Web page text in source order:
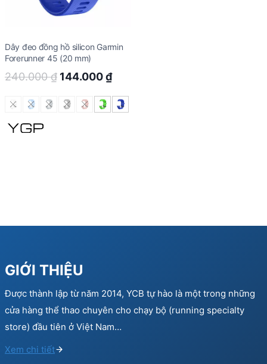
Dây đeo đồng hồ silicon Garmin
Forerunner 45 (20 mm)
240.000₫ Original
was:
144.000₫Current
is:
GIỚI THIỆU
Được thành lập từ năm 2014, YCB tự hào là một trong những
cửa hàng thể thao chuyên cho chạy bộ (running specialty
store) đầu tiên ở Việt Nam…
Xem chi tiết